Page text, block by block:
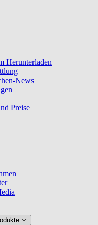
Herunterladen
News
Preise